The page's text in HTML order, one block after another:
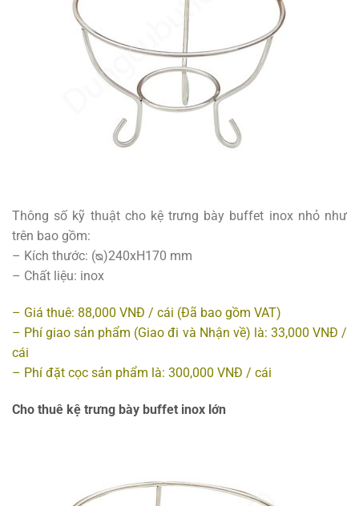
Thông số kỹ thuật cho kệ trưng bày buffet inox nhỏ như
trên bao gồm:
– Kích thước: (ᴓ)240xH170 mm
– Chất liệu: inox
– Giá thuê: 88,000 VNĐ / cái (Đã bao gồm VAT)
– Phí giao sản phẩm (Giao đi và Nhận về) là: 33,000 VNĐ /
cái
– Phí đặt cọc sản phẩm là: 300,000 VNĐ / cái
Cho thuê kệ trưng bày buffet inox lớn